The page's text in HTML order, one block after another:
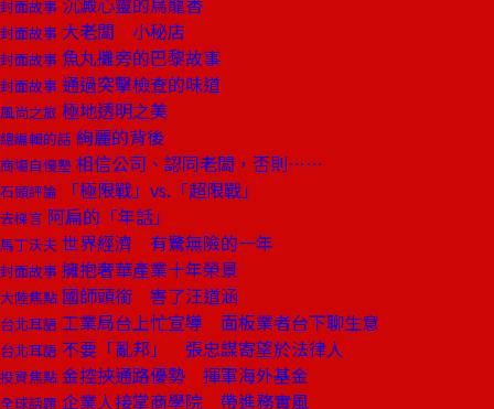
封面故事
封面故事 大老闆 小秘店
封面故事 魚丸攤旁的巴黎故事
封面故事 通過突擊檢查的味道
風尚之旅 極地透明之美
總編輯的話 絢麗的背後
商場自慢塾 相信公司、認同老闆，否則……
石頭評論 「極限戰」vs.「超限戰」
去梯言 阿扁的「年話」
馬丁沃夫 世界經濟 有驚無險的一年
封面故事 擁抱奢華產業十年榮景
大陸焦點 國師頭銜 害了汪道涵
台北耳語 工業局台上忙宣導 面板業者台下聊生意
台北耳語 不要「亂邦」 張忠謀寄望於法律人
投資焦點 金控挾通路優勢 揮軍海外基金
全球話題 企業人接掌商學院 帶進務實風